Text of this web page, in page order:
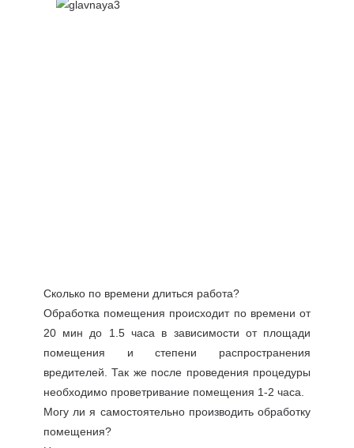
Сколько по времени длиться работа?
Обработка помещения происходит по времени от
20 мин до 1.5 часа в зависимости от площади
помещения и степени распространения
вредителей. Так же после проведения процедуры
необходимо проветривание помещения 1-2 часа.
Могу ли я самостоятельно производить обработку
помещения?